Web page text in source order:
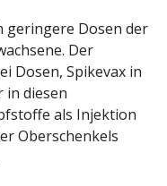
geringere Dosen der
Der
Dosen, Spikevax in
in diesen
als Injektion
Oberschenkels